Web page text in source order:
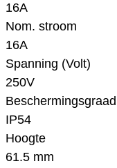
16A
Nom. stroom
16A
Spanning (Volt)
250V
IP54
Hoogte
61.5 mm